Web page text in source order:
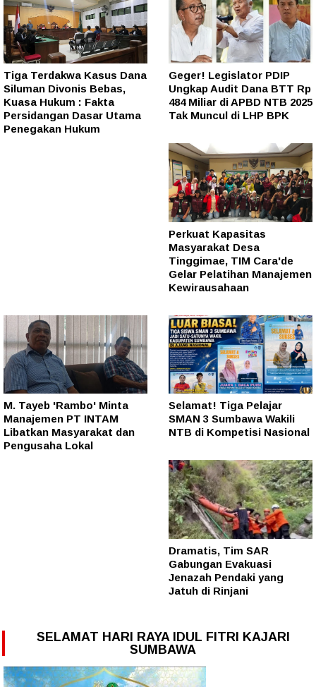
Tiga Terdakwa Kasus Dana
Siluman Divonis Bebas,
Kuasa Hukum : Fakta
Persidangan Dasar Utama
Penegakan Hukum
Geger! Legislator PDIP
Ungkap Audit Dana BTT Rp
484 Miliar di APBD NTB 2025
Tak Muncul di LHP BPK
Perkuat Kapasitas
Masyarakat Desa
Tinggimae, TIM Cara'de
Gelar Pelatihan Manajemen
Kewirausahaan
M. Tayeb 'Rambo' Minta
Manajemen PT INTAM
Libatkan Masyarakat dan
Pengusaha Lokal
Selamat! Tiga Pelajar
SMAN 3 Sumbawa Wakili
NTB di Kompetisi Nasional
Dramatis, Tim SAR
Gabungan Evakuasi
Jenazah Pendaki yang
Jatuh di Rinjani
SELAMAT HARI RAYA IDUL FITRI KAJARI
SUMBAWA